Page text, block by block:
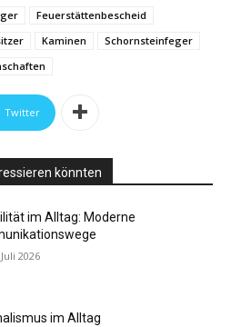
Feuerstättenbescheid
Kaminen
Schornsteinfeger
Twitter
könnten
im Alltag: Moderne
2026
im Alltag